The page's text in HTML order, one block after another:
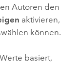
Autoren den
aktivieren,
können.
basiert,